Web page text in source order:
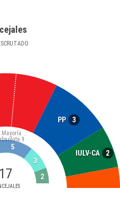
PP 3
IULV-CA 2
17
Mayoría
9
5
3
2